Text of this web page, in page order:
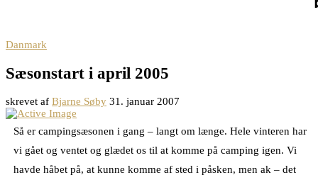
Danmark
Sæsonstart i april 2005
skrevet af Bjarne Søby 31. januar 2007
Så er campingsæsonen i gang – langt om længe. Hele vinteren har
vi gået og ventet og glædet os til at komme på camping igen. Vi
havde håbet på, at kunne komme af sted i påsken, men ak – det